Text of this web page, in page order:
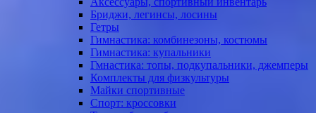
Бриджи, легинсы, лосины
Гетры
Гимнастика: комбинезоны, костюмы
Гимнастика: купальники
Гмнастика: топы, подкупальники, джемперы
Комплекты для физкультуры
Майки спортивные
Спорт: кроссовки